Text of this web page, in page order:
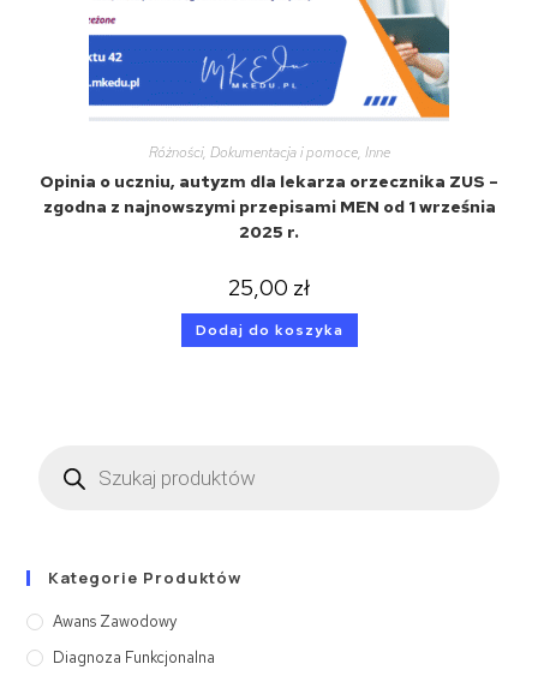
Różności, Dokumentacja i pomoce, Inne
Opinia o uczniu, autyzm dla lekarza orzecznika ZUS –
zgodna z najnowszymi przepisami MEN od 1 września
2025 r.
25,00 zł
Dodaj do koszyka
Kategorie Produktów
Awans Zawodowy
Diagnoza Funkcjonalna